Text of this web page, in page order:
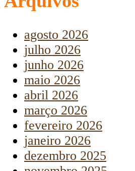
agosto 2026
julho 2026
junho 2026
maio 2026
abril 2026
março 2026
fevereiro 2026
janeiro 2026
dezembro 2025